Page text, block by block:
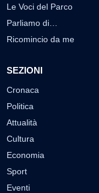
Le Voci del Parco
Parliamo di…
Ricomincio da me
SEZIONI
Cronaca
Politica
Attualità
Cultura
Economia
Sport
Eventi